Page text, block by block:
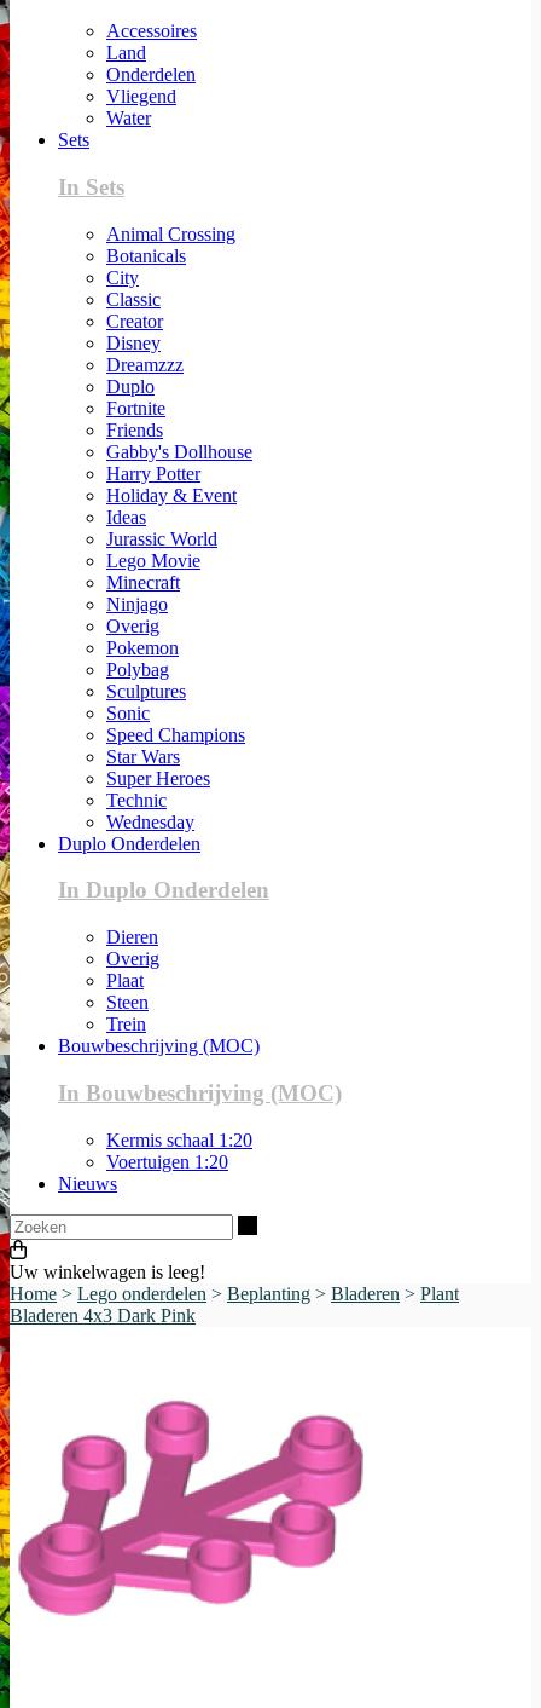
Accessoires
Land
Onderdelen
Vliegend
Water
Sets
In Sets
Animal Crossing
Botanicals
City
Classic
Creator
Disney
Dreamzzz
Duplo
Fortnite
Friends
Gabby's Dollhouse
Harry Potter
Holiday & Event
Ideas
Jurassic World
Lego Movie
Minecraft
Ninjago
Overig
Pokemon
Polybag
Sculptures
Sonic
Speed Champions
Star Wars
Super Heroes
Technic
Wednesday
Duplo Onderdelen
In Duplo Onderdelen
Dieren
Overig
Plaat
Steen
Trein
Bouwbeschrijving (MOC)
In Bouwbeschrijving (MOC)
Kermis schaal 1:20
Voertuigen 1:20
Nieuws
Uw winkelwagen is leeg!
Home > Lego onderdelen > Beplanting > Bladeren > Plant
Bladeren 4x3 Dark Pink